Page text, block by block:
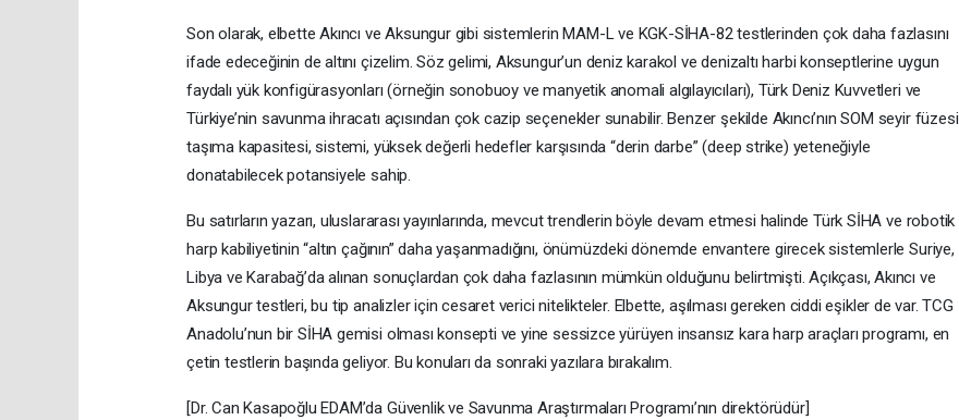
Son olarak, elbette Akıncı ve Aksungur gibi sistemlerin MAM-L ve KGK-SİHA-82 testlerinden çok daha fazlasını
ifade edeceğinin de altını çizelim. Söz gelimi, Aksungur’un deniz karakol ve denizaltı harbi konseptlerine uygun
faydalı yük konfigürasyonları (örneğin sonobuoy ve manyetik anomali algılayıcıları), Türk Deniz Kuvvetleri ve
Türkiye’nin savunma ihracatı açısından çok cazip seçenekler sunabilir. Benzer şekilde Akıncı’nın SOM seyir füzesi
taşıma kapasitesi, sistemi, yüksek değerli hedefler karşısında “derin darbe” (deep strike) yeteneğiyle
donatabilecek potansiyele sahip.
Bu satırların yazarı, uluslararası yayınlarında, mevcut trendlerin böyle devam etmesi halinde Türk SİHA ve robotik
harp kabiliyetinin “altın çağının” daha yaşanmadığını, önümüzdeki dönemde envantere girecek sistemlerle Suriye,
Libya ve Karabağ’da alınan sonuçlardan çok daha fazlasının mümkün olduğunu belirtmişti. Açıkçası, Akıncı ve
Aksungur testleri, bu tip analizler için cesaret verici nitelikteler. Elbette, aşılması gereken ciddi eşikler de var. TCG
Anadolu’nun bir SİHA gemisi olması konsepti ve yine sessizce yürüyen insansız kara harp araçları programı, en
çetin testlerin başında geliyor. Bu konuları da sonraki yazılara bırakalım.
[Dr. Can Kasapoğlu EDAM’da Güvenlik ve Savunma Araştırmaları Programı’nın direktörüdür]